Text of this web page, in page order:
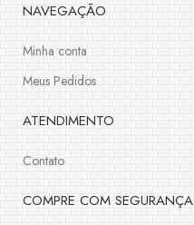
NAVEGAÇÃO
Minha conta
Meus Pedidos
ATENDIMENTO
Contato
COMPRE COM SEGURANÇA